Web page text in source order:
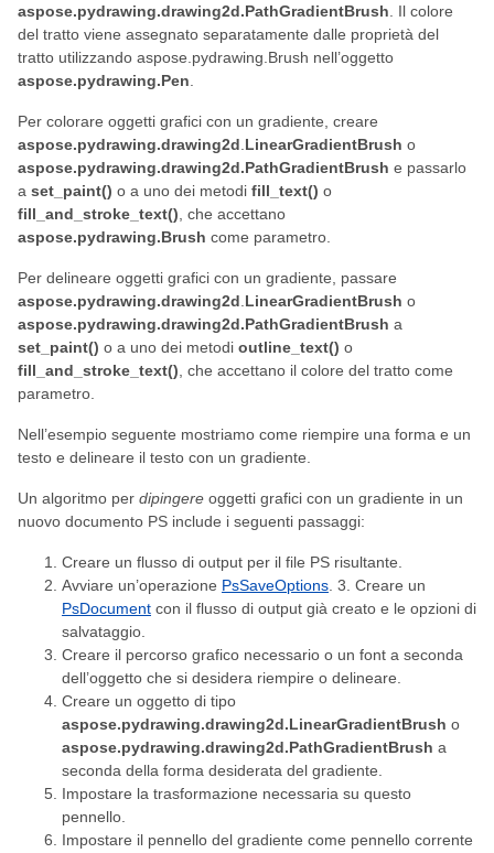
aspose.pydrawing.drawing2d.PathGradientBrush. Il colore
del tratto viene assegnato separatamente dalle proprietà del
tratto utilizzando aspose.pydrawing.Brush nell’oggetto
aspose.pydrawing.Pen.
Per colorare oggetti grafici con un gradiente, creare
aspose.pydrawing.drawing2d.LinearGradientBrush o
aspose.pydrawing.drawing2d.PathGradientBrush e passarlo
a set_paint() o a uno dei metodi fill_text() o
fill_and_stroke_text(), che accettano
aspose.pydrawing.Brush come parametro.
Per delineare oggetti grafici con un gradiente, passare
aspose.pydrawing.drawing2d.LinearGradientBrush o
aspose.pydrawing.drawing2d.PathGradientBrush a
set_paint() o a uno dei metodi outline_text() o
fill_and_stroke_text(), che accettano il colore del tratto come
parametro.
Nell’esempio seguente mostriamo come riempire una forma e un
testo e delineare il testo con un gradiente.
Un algoritmo per dipingere oggetti grafici con un gradiente in un
nuovo documento PS include i seguenti passaggi:
Creare un flusso di output per il file PS risultante.
Avviare un’operazione PsSaveOptions. 3. Creare un
PsDocument con il flusso di output già creato e le opzioni di
salvataggio.
Creare il percorso grafico necessario o un font a seconda
dell’oggetto che si desidera riempire o delineare.
Creare un oggetto di tipo
aspose.pydrawing.drawing2d.LinearGradientBrush o
aspose.pydrawing.drawing2d.PathGradientBrush a
seconda della forma desiderata del gradiente.
Impostare la trasformazione necessaria su questo
pennello.
Impostare il pennello del gradiente come pennello corrente